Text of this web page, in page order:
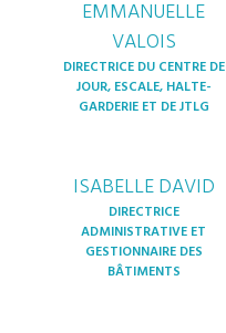
EMMANUELLE
VALOIS
DIRECTRICE DU CENTRE DE
JOUR, ESCALE, HALTE-
GARDERIE ET DE JTLG
ISABELLE DAVID
DIRECTRICE
ADMINISTRATIVE ET
GESTIONNAIRE DES
BÂTIMENTS